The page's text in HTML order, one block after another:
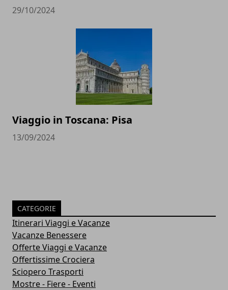
29/10/2024
Viaggio in Toscana: Pisa
13/09/2024
CATEGORIE
Itinerari Viaggi e Vacanze
Vacanze Benessere
Offerte Viaggi e Vacanze
Offertissime Crociera
Sciopero Trasporti
Mostre - Fiere - Eventi